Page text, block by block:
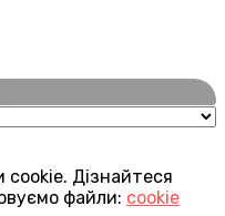
Дізнайтеся
файли: cookie